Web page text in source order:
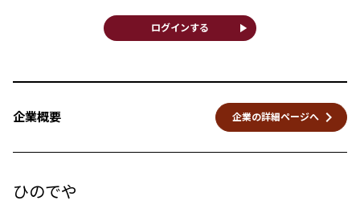
ログインする play_arrow
企業概要 企業の詳細ページへ keyboard_arrow_right
ひのでや